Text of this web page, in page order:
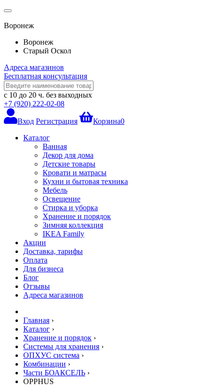
Воронеж
Воронеж
Старый Оскол
Адреса магазинов
Бесплатная консультация
с 10 до 20 ч. без выходных
+7 (920) 222-02-08
Вход Регистрация Корзина0
Каталог
Ванная
Декор для дома
Детские товары
Кровати и матрасы
Кухни и бытовая техника
Мебель
Освещение
Стирка и уборка
Хранение и порядок
Зимняя коллекция
IKEA Family
Акции
Доставка, тарифы
Оплата
Для бизнеса
Блог
Отзывы
Адреса магазинов
Главная ›
Каталог ›
Хранение и порядок ›
Системы для хранения ›
ОПХУС система ›
Комбинации ›
Части БОАКСЕЛЬ ›
OPPHUS